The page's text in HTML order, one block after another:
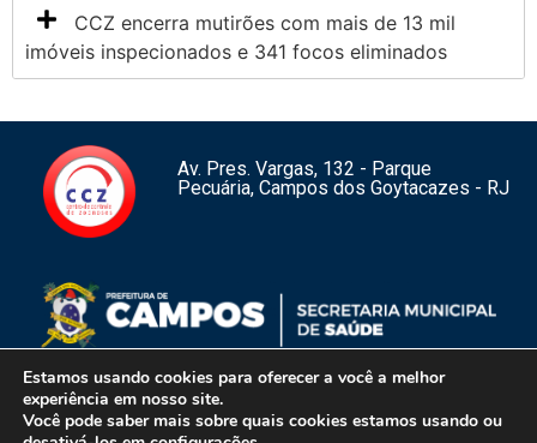
CCZ encerra mutirões com mais de 13 mil
imóveis inspecionados e 341 focos eliminados
Av. Pres. Vargas, 132 - Parque
Pecuária, Campos dos Goytacazes - RJ
Estamos usando cookies para oferecer a você a melhor
experiência em nosso site.
Você pode saber mais sobre quais cookies estamos usando ou
1